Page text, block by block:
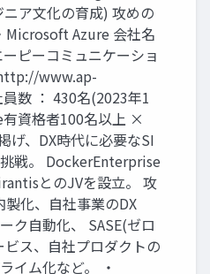
ア文化の育成) 攻めの
Microsoft Azure 会社名
ーピーコミュニケーショ
www.ap-
数 ： 430名(2023年1
資格者100名以上 ×
げ、DX時代に必要なSI
戦。 DockerEnterprise
とのJVを設立。 攻
製化、自社事業のDX
ク自動化、 SASE(ゼロ
ビス、自社プロダクトの
イム化など。 ・